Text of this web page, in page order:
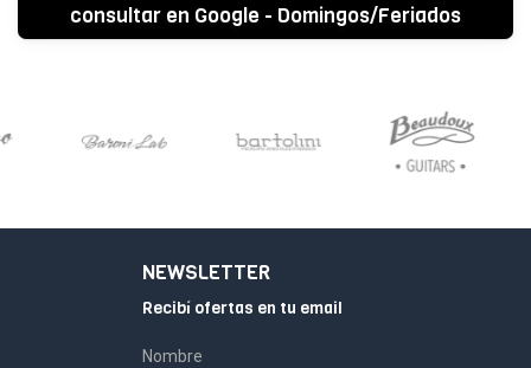
consultar en Google - Domingos/Feriados
CERRADO
NEWSLETTER
Recibí ofertas en tu email